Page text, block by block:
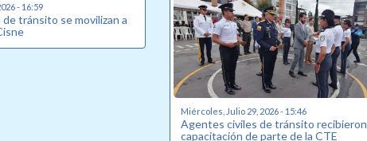
- 16:59
tránsito se movilizan a
Miércoles, Julio 29, 2026 - 15:46
Agentes civiles de tránsito recibieron
capacitación de parte de la CTE